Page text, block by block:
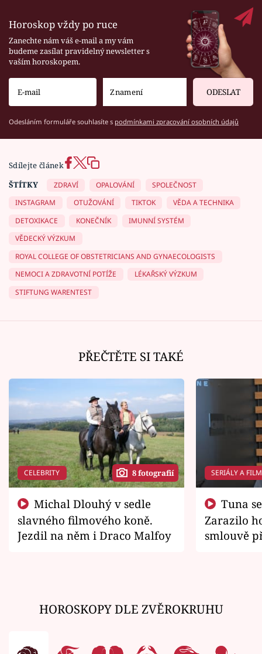
Horoskop vždy po ruce
Zanechte nám váš e-mail a my vám
budeme zasílat pravidelný newsletter s
vaším horoskopem.
ODESLAT
Odesláním formuláře souhlasíte s podmínkami zpracování osobních údajů
Sdílejte článek
ŠTÍTKY
ZDRAVÍ OPALOVÁNÍ
SPOLEČNOST
INSTAGRAM
OTUŽOVÁNÍ TIKTOK
VĚDA A TECHNIKA
DETOXIKACE
KONEČNÍK
IMUNNÍ SYSTÉM
VĚDECKÝ VÝZKUM
ROYAL COLLEGE OF OBSTETRICIANS AND GYNAECOLOGISTS
NEMOCI A ZDRAVOTNÍ POTÍŽE
LÉKAŘSKÝ VÝZKUM
STIFTUNG WARENTEST
PŘEČTĚTE SI TAKÉ
CELEBRITY 8 fotografií
slavného filmového koně.
Jezdil na něm i Draco Malfoy
SERIÁLY A
Zarazilo
smlouvě
HOROSKOPY DLE ZVĚROKRUHU